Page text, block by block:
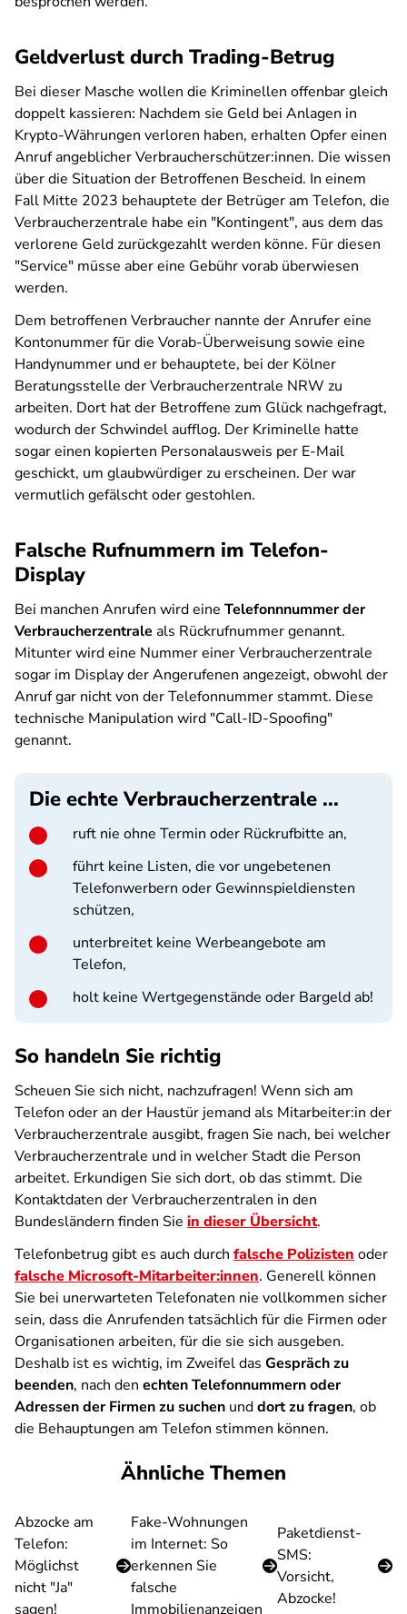
Geldverlust durch Trading-Betrug
Bei dieser Masche wollen die Kriminellen offenbar gleich
doppelt kassieren: Nachdem sie Geld bei Anlagen in
Krypto-Währungen verloren haben, erhalten Opfer einen
Anruf angeblicher Verbraucherschützer:innen. Die wissen
über die Situation der Betroffenen Bescheid. In einem
Fall Mitte 2023 behauptete der Betrüger am Telefon, die
Verbraucherzentrale habe ein "Kontingent", aus dem das
verlorene Geld zurückgezahlt werden könne. Für diesen
"Service" müsse aber eine Gebühr vorab überwiesen
werden.
Dem betroffenen Verbraucher nannte der Anrufer eine
Kontonummer für die Vorab-Überweisung sowie eine
Handynummer und er behauptete, bei der Kölner
Beratungsstelle der Verbraucherzentrale NRW zu
arbeiten. Dort hat der Betroffene zum Glück nachgefragt,
wodurch der Schwindel aufflog. Der Kriminelle hatte
sogar einen kopierten Personalausweis per E-Mail
geschickt, um glaubwürdiger zu erscheinen. Der war
vermutlich gefälscht oder gestohlen.
Falsche Rufnummern im Telefon-
Display
Bei manchen Anrufen wird eine Telefonnnummer der
Verbraucherzentrale als Rückrufnummer genannt.
Mitunter wird eine Nummer einer Verbraucherzentrale
sogar im Display der Angerufenen angezeigt, obwohl der
Anruf gar nicht von der Telefonnummer stammt. Diese
technische Manipulation wird "Call-ID-Spoofing"
genannt.
Die echte Verbraucherzentrale ...
ruft nie ohne Termin oder Rückrufbitte an,
führt keine Listen, die vor ungebetenen
Telefonwerbern oder Gewinnspieldiensten
schützen,
unterbreitet keine Werbeangebote am
Telefon,
holt keine Wertgegenstände oder Bargeld ab!
So handeln Sie richtig
Scheuen Sie sich nicht, nachzufragen! Wenn sich am
Telefon oder an der Haustür jemand als Mitarbeiter:in der
Verbraucherzentrale ausgibt, fragen Sie nach, bei welcher
Verbraucherzentrale und in welcher Stadt die Person
arbeitet. Erkundigen Sie sich dort, ob das stimmt. Die
Kontaktdaten der Verbraucherzentralen in den
Bundesländern finden Sie in dieser Übersicht.
Telefonbetrug gibt es auch durch falsche Polizisten oder
falsche Microsoft-Mitarbeiter:innen. Generell können
Sie bei unerwarteten Telefonaten nie vollkommen sicher
sein, dass die Anrufenden tatsächlich für die Firmen oder
Organisationen arbeiten, für die sie sich ausgeben.
Deshalb ist es wichtig, im Zweifel das Gespräch zu
beenden, nach den echten Telefonnummern oder
Adressen der Firmen zu suchen unddort zu fragen, ob
die Behauptungen am Telefon stimmen können.
Ähnliche Themen
Abzocke am
Telefon:
Möglichst
nicht "Ja"
sagen!
Fake-Wohnungen
im Internet: So
erkennen Sie
falsche
Immobilienanzeigen
Paketdienst-
SMS:
Vorsicht,
Abzocke!